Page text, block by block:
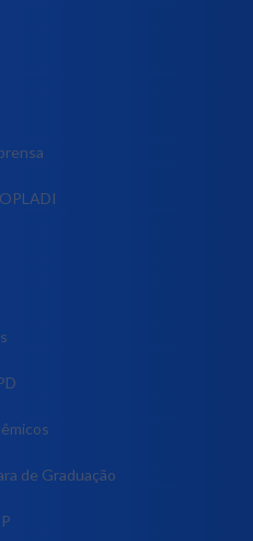
de Graduação